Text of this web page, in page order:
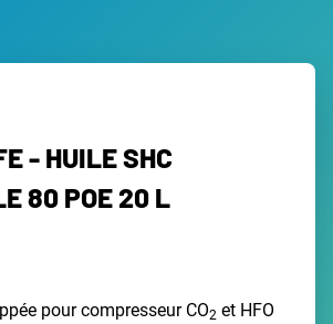
- HUILE SHC
80 POE 20 L
pour compresseur CO2 et HFO